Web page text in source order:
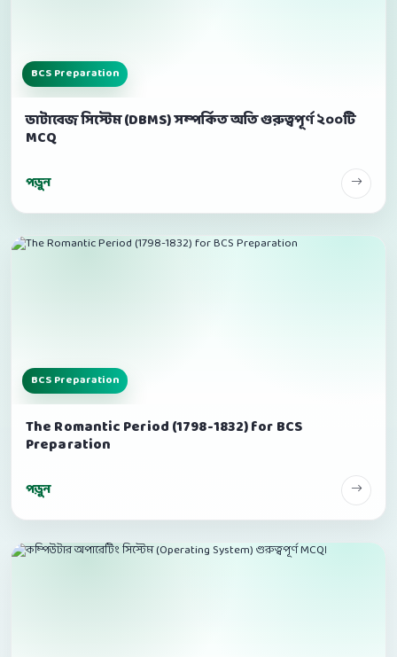
BCS Preparation
ডাটাবেজ সিস্টেম (DBMS) সম্পর্কিত অতি গুরুত্বপূর্ণ ২০০টি
MCQ
পড়ুন
BCS Preparation
The Romantic Period (1798-1832) for BCS
Preparation
পড়ুন